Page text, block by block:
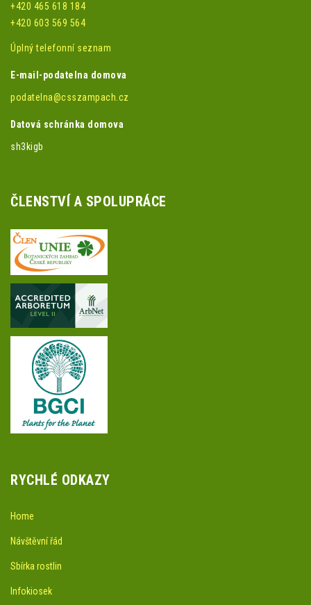
+420 465 618 184
+420 603 569 564
Úplný telefonní seznam
E-mail-podatelna domova
podatelna@csszampach.cz
Datová schránka domova
sh3kigb
ČLENSTVÍ A SPOLUPRÁCE
RYCHLÉ ODKAZY
Home
Návštěvní řád
Sbírka rostlin
Infokiosek